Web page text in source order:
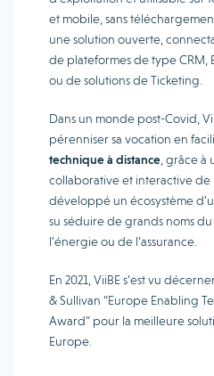
et mobile, sans
une solution ouverte,
de plateformes de type CRM,
ou de solutions de Ticketing.
Dans un monde post-Covid,
pérenniser sa vocation en
technique à distance , grâce
collaborative et interactive de
développé un écosystème
su séduire de grands noms
l’énergie ou de l’assurance.
En 2021, ViiBE s’est vu
& Sullivan “Europe Enabling
Award” pour la meilleure
Europe.